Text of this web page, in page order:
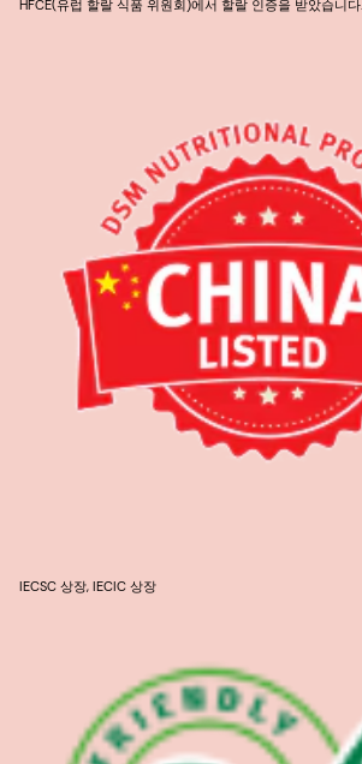
HFCE(유럽 할랄 식품 위원회)에서 할랄 인증을 받았습니다.
IECSC 상장, IECIC 상장